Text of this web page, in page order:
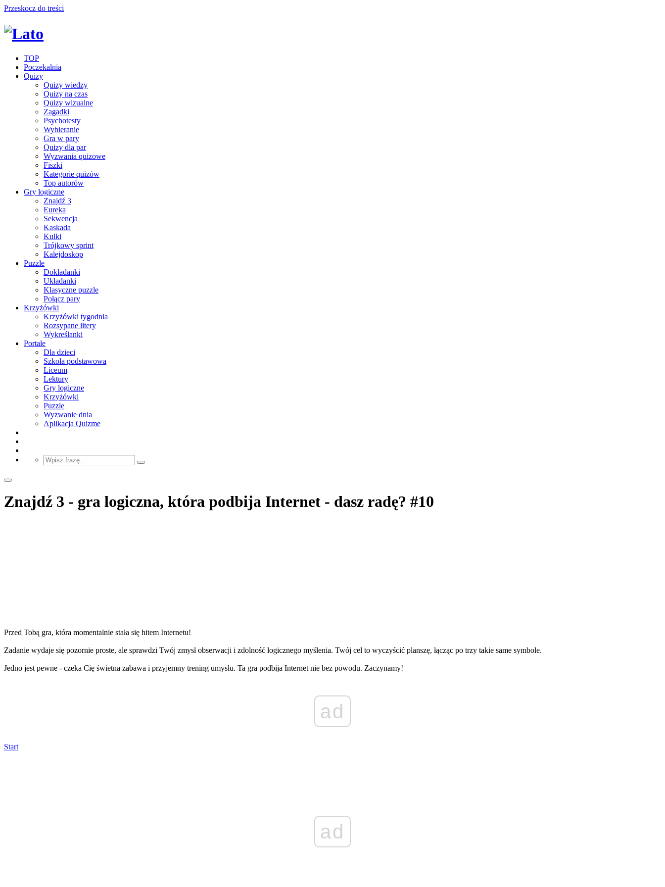
Przeskocz do treści
TOP
Poczekalnia
Quizy
Quizy wiedzy
Quizy na czas
Quizy wizualne
Zagadki
Psychotesty
Wybieranie
Gra w pary
Quizy dla par
Wyzwania quizowe
Fiszki
Kategorie quizów
Top autorów
Gry logiczne
Znajdź 3
Eureka
Sekwencja
Kaskada
Kulki
Trójkowy sprint
Kalejdoskop
Puzzle
Dokładanki
Układanki
Klasyczne puzzle
Połącz pary
Krzyżówki
Krzyżówki tygodnia
Rozsypane litery
Wykreślanki
Portale
Dla dzieci
Szkoła podstawowa
Liceum
Lektury
Gry logiczne
Krzyżówki
Puzzle
Wyzwanie dnia
Aplikacja Quizme
Znajdź 3 - gra logiczna, która podbija Internet - dasz radę? #10
Przed Tobą gra, która momentalnie stała się hitem Internetu!
Zadanie wydaje się pozornie proste, ale sprawdzi Twój zmysł obserwacji i zdolność logicznego myślenia. Twój cel to wyczyścić planszę, łącząc po trzy takie same symbole.
Jedno jest pewne - czeka Cię świetna zabawa i przyjemny trening umysłu. Ta gra podbija Internet nie bez powodu. Zaczynamy!
ad
Start
ad